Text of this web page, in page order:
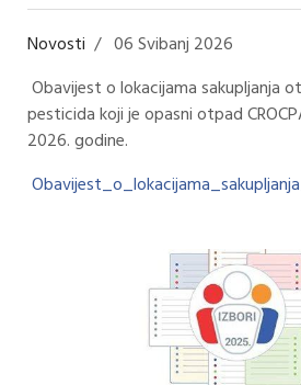
Novosti
06 Svibanj 2026
Obavijest o lokacijama sakupljanja
pesticida koji je opasni otpad
2026. godine.